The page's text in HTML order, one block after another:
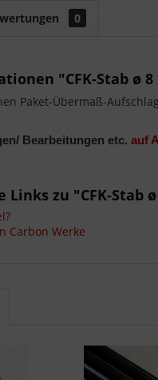
0
"CFK-Stab ø 8
Paket-Übermaß-
Bearbeitungen etc. auf
zu "CFK-Stab
Carbon Werke